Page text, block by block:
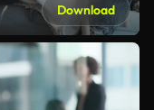
Download